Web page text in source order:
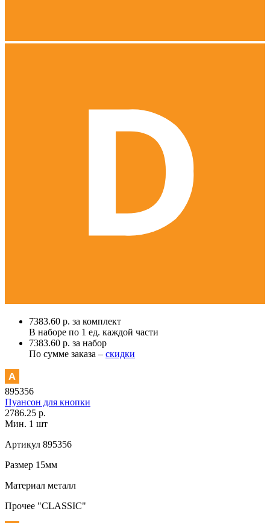
7383.60 р. за комплект
В наборе по 1 ед. каждой части
7383.60 р. за набор
По сумме заказа – скидки
895356
Пуансон для кнопки
2786.25 р.
Мин. 1 шт
Артикул 895356
Размер 15мм
Материал металл
Прочее "CLASSIC"